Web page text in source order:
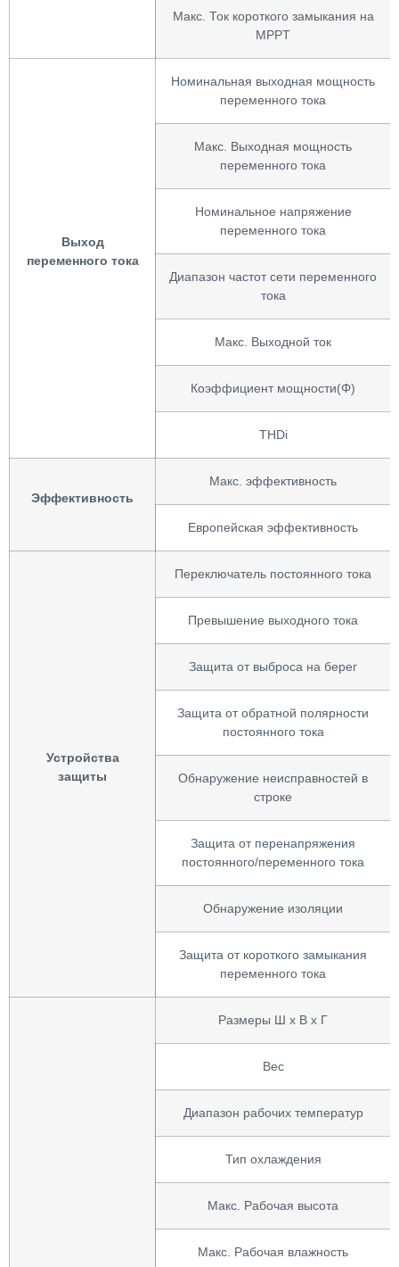
Макс. Ток короткого замыкания на
MPPT
Выход
переменного тока
Номинальная выходная мощность
переменного тока
Макс. Выходная мощность
переменного тока
Номинальное напряжение
переменного тока
Диапазон частот сети переменного
тока
Макс. Выходной ток
Коэффициент мощности(Φ)
THDi
Эффективность
Макс. эффективность
Европейская эффективность
Устройства
защиты
Переключатель постоянного тока
Превышение выходного тока
Защита от выброса на берег
Защита от обратной полярности
постоянного тока
Обнаружение неисправностей в
строке
Защита от перенапряжения
постоянного/переменного тока
Обнаружение изоляции
Защита от короткого замыкания
переменного тока
Размеры Ш x В x Г
Вес
Диапазон рабочих температур
Тип охлаждения
Макс. Рабочая высота
Макс. Рабочая влажность